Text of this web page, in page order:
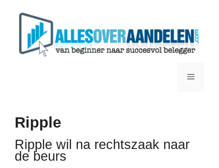
Menu
Ripple
Ripple wil na rechtszaak naar
de beurs